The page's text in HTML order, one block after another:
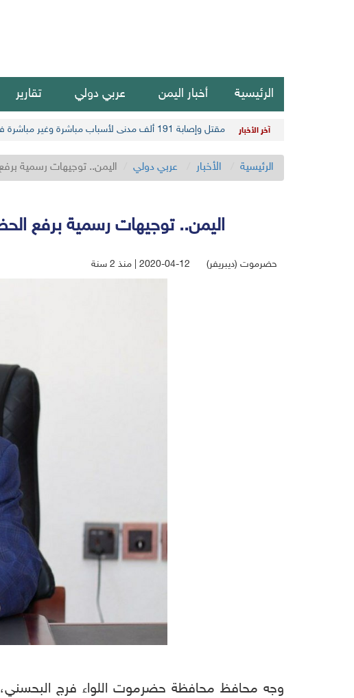
الرئيسية أخبار اليمن عربي دولي تقارير
آخر الأخبار مقتل وإصابة 191 ألف مدني لأسباب مباشرة وغير مباشرة في أحدث حصيلة حوثية
الرئيسية الأخبار عربي دولي اليمن.. توجيهات رسمية
اليمن.. توجيهات رسمية برفع
حضرموت (ديبريفر) 2020-04-12 | منذ 2 سنة
وجه محافظ محافظة حضرموت اللواء فرج البحسني،